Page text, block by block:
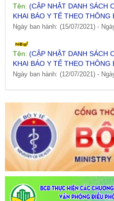
KHAI BÁO Y TẾ THEO THÔNG
Ngày ban hành: (15/07/2021) -
Tên:
KHAI BÁO Y TẾ THEO THÔNG
Ngày ban hành: (12/07/2021) -
Tên:(CẬP NHẬT DANH SÁCH
Ngày ban hành: (09/07/2021) -
Tên:(CẬP NHẬT DANH SÁCH
KHAI BÁO Y TẾ THEO THÔNG
Ngày ban hành: (06/07/2021) -
Tên:(CẬP NHẬT DANH SÁCH
KHAI BÁO Y TẾ THEO THÔNG